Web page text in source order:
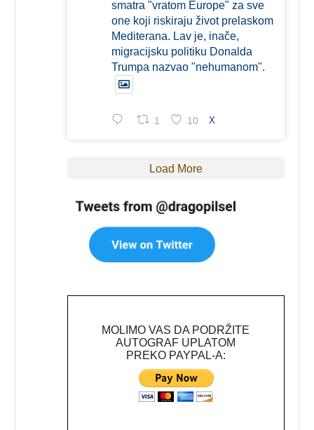
smatra "vratom Europe" za sve
one koji riskiraju život prelaskom
Mediterana. Lav je, inače,
migracijsku politiku Donalda
Trumpa nazvao "nehumanom".
1 10 X
Load More
MOLIMO VAS DA PODRŽITE
AUTOGRAF UPLATOM
PREKO PAYPAL-A: